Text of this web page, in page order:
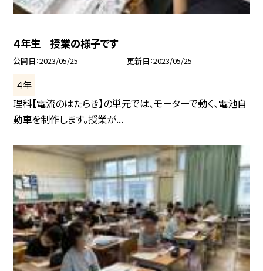
４年生 授業の様子です
公開日 2023/05/25 更新日 2023/05/25
４年
理科【電流のはたらき】の単元では、モーターで動く、電池自
動車を制作します。授業が...